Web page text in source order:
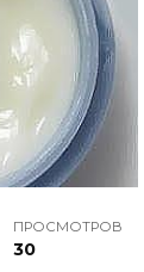
ПРОСМОТРОВ
30